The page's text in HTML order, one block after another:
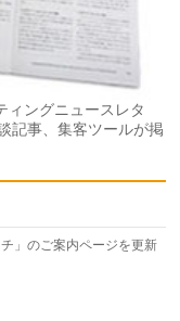
ィングニュースレタ
記事、集客ツールが掲
」のご案内ページを更新